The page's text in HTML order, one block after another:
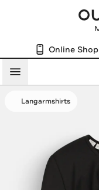
Online Shop
Menü
Langarmshirts